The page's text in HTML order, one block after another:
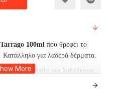
100ml που θρέφει το
Κατάλληλο για λαδερά δέρματα.
Κατάλληλο για λαδόδερμα,